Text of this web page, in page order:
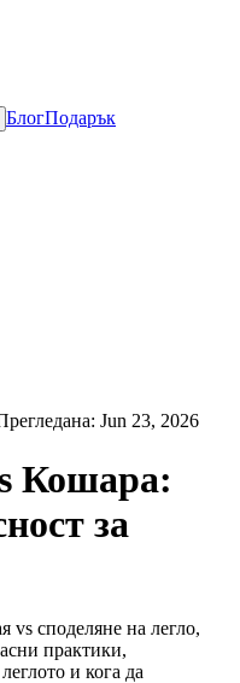
БлогПодарък
: Jun 23, 2026
Кошара:
за
vs споделяне на легло,
практики,
и кога да